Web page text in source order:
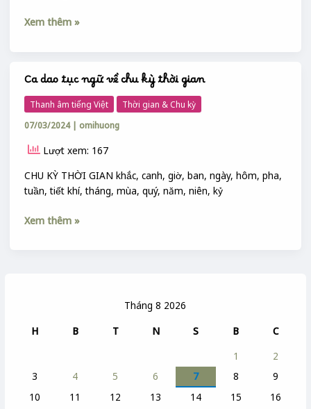
Tháng 8 2026
H
B T N S B
C
1
2
3
4 5 6 7 8
9
10
11 12 13 14 15 16
&
theo
chu
kỳ
thời
gian
Xem thêm »
Ca dao tục ngữ về chu kỳ thời gian
Thanh âm tiếng Việt
Thời gian & Chu kỳ
07/03/2024 | omihuong
Lượt xem: 167
CHU KỲ THỜI GIAN khắc, canh, giờ, ban, ngày, hôm, pha,
tuần, tiết khí, tháng, mùa, quý, năm, niên, kỷ
Ca
dao
tục
ngữ
về
chu
kỳ
thời
Xem thêm »